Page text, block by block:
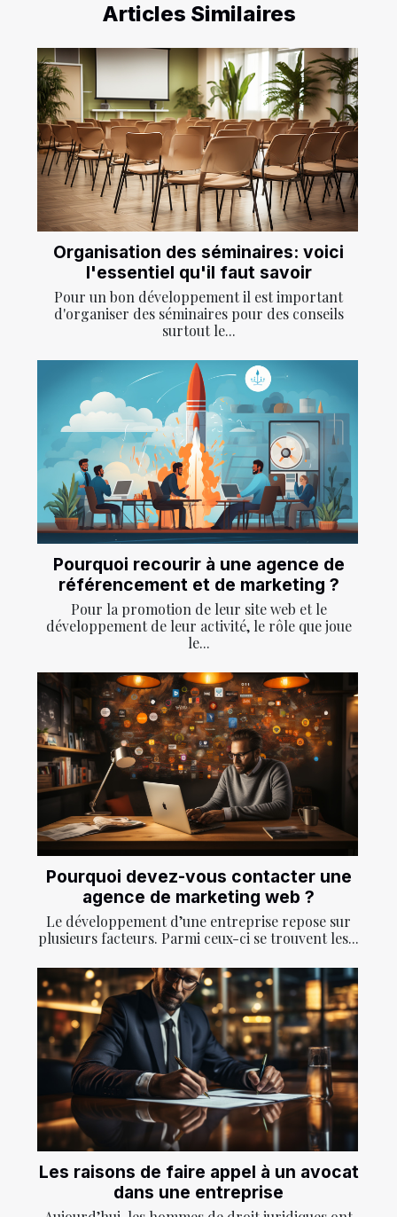
Articles Similaires
Organisation des séminaires: voici
l'essentiel qu'il faut savoir
Pour un bon développement il est important
d'organiser des séminaires pour des conseils
surtout le...
Pourquoi recourir à une agence de
référencement et de marketing ?
Pour la promotion de leur site web et le
développement de leur activité, le rôle que joue
le...
Pourquoi devez-vous contacter une
agence de marketing web ?
Le développement d’une entreprise repose sur
plusieurs facteurs. Parmi ceux-ci se trouvent les...
Les raisons de faire appel à un avocat
dans une entreprise